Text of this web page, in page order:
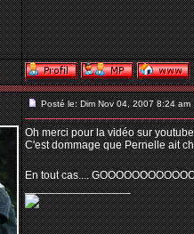
Posté le: Dim Nov 04, 2007 8:24 am
Oh merci pour la vidéo sur
C'est dommage que Pernelle ait
En tout cas....
_________________